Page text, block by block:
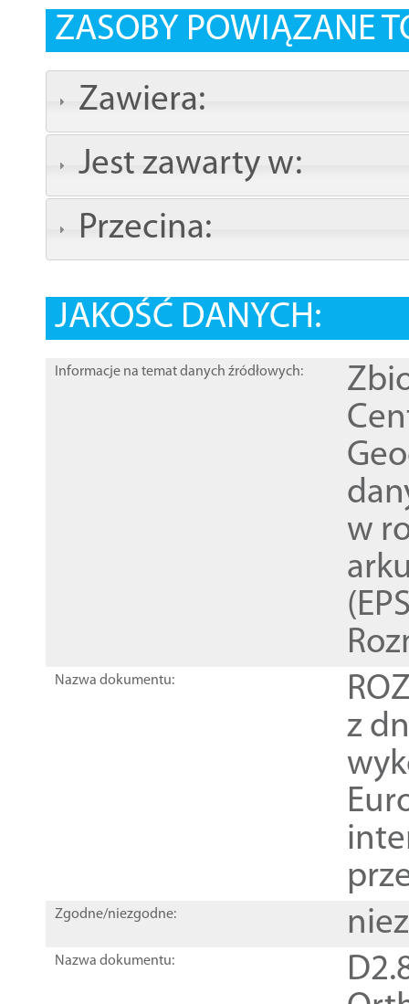
ZASOBY POWIĄZANE
Zawiera:
Jest zawarty w:
Przecina:
JAKOŚĆ DANYCH:
Informacje na temat danych źródłowych:
w
Nazwa dokumentu:
z
Zgodne/niezgodne:
Nazwa dokumentu: